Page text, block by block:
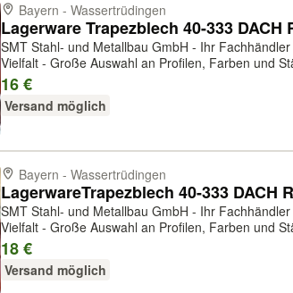
Bayern - Wassertrüdingen
SMT Stahl- und Metallbau GmbH - Ihr
Vielfalt - Große Auswahl an Profilen, Farben und
Einzelbleche und in großen Mengen erhältlich.
16 €
Versand möglich
Bayern - Wassertrüdingen
SMT Stahl- und Metallbau GmbH - Ihr
Vielfalt - Große Auswahl an Profilen, Farben und
Einzelbleche und in großen Mengen erhältlich.
18 €
Versand möglich